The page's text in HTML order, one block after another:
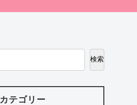
検索
カテゴリー